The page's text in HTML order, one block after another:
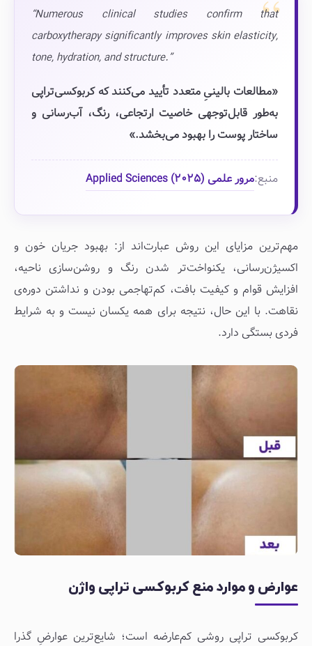
“Numerous clinical studies confirm that
carboxytherapy significantly improves skin elasticity,
tone, hydration, and structure.”
«مطالعات بالینیِ متعدد تأیید می‌کنند که کربوکسی‌تراپی
به‌طور قابل‌توجهی خاصیت ارتجاعی، رنگ، آب‌رسانی و
ساختار پوست را بهبود می‌بخشد.»
منبع:مرور علمی Applied Sciences (۲۰۲۵)
مهم‌ترین مزایای این روش عبارت‌اند از: بهبود جریان خون و
اکسیژن‌رسانی، یکنواخت‌تر شدن رنگ و روشن‌سازی ناحیه،
افزایش قوام و کیفیت بافت، کم‌تهاجمی بودن و نداشتن دوره‌ی
نقاهت. با این حال، نتیجه برای همه یکسان نیست و به شرایط
فردی بستگی دارد.
عوارض و موارد منع کربوکسی تراپی واژن
کربوکسی تراپی روشی کم‌عارضه است؛ شایع‌ترین عوارضِ گذرا